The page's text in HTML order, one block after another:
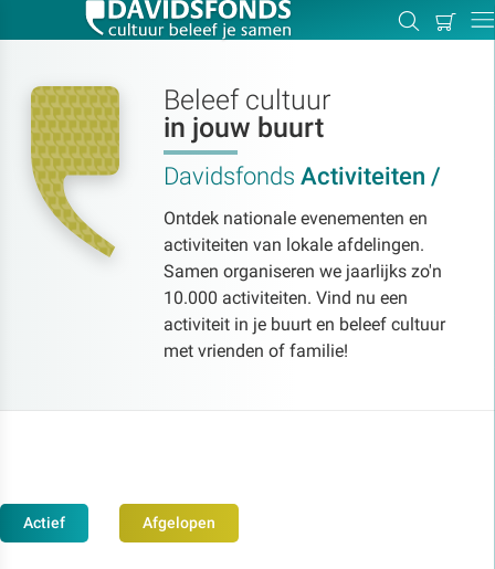
Zoeken
Mijn
Beleef cultuur
in jouw buurt
Davidsfonds Activiteiten /
Ontdek nationale evenementen en
activiteiten van lokale afdelingen.
Samen organiseren we jaarlijks zo'n
10.000 activiteiten. Vind nu een
activiteit in je buurt en beleef cultuur
met vrienden of familie!
Actief Afgelopen
Zoek:
Zoeken